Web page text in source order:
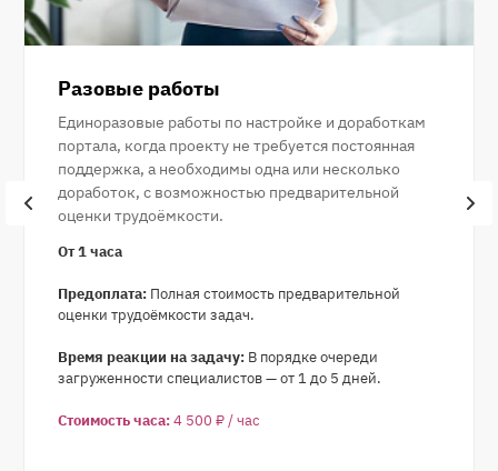
Разовые работы
Единоразовые работы по настройке и доработкам
портала, когда проекту не требуется постоянная
поддержка, а необходимы одна или несколько
доработок, с возможностью предварительной
оценки трудоёмкости.
От 1 часа
Предоплата: Полная стоимость предварительной
оценки трудоёмкости задач.
Время реакции на задачу: В порядке очереди
загруженности специалистов — от 1 до 5 дней.
Стоимость часа:4 500 ₽ / час